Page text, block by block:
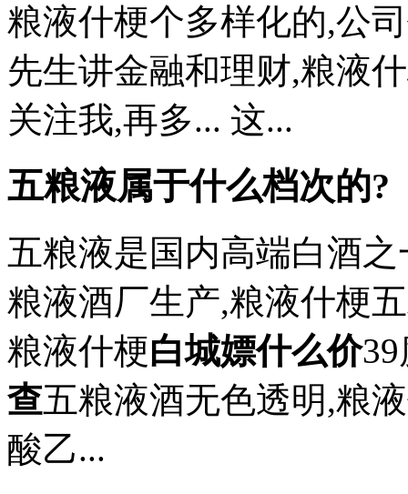
粮液什梗个多样化的,公
先生讲金融和理财,粮液
关注我,再多... 这...
五粮液属于什么档次的?
五粮液是国内高端白酒
粮液酒厂生产,粮液什梗
粮液什梗白城嫖什么价
查五粮液酒无色透明,粮
酸乙...